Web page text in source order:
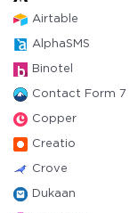
Airtable
AlphaSMS
Binotel
Contact Form 7
Copper
Creatio
Crove
Dukaan